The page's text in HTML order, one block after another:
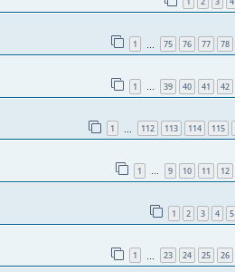
1 75 76 77 78
1 … 39 40 41 42
1 112 113 114 115
1 … 9 10 11 12
1 2 3 4 5
1 23 24 25 26